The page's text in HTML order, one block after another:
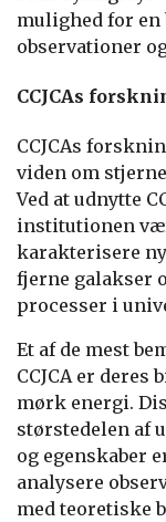
mulighed for en
observationer
CCJCAs
CCJCAs
viden om
Ved at udnytte
institutionen
karakterisere
fjerne galakser
processer i
Et af de mest
CCJCA er
mørk energi.
størstedelen af
og egenskaber
analysere
med teoretiske